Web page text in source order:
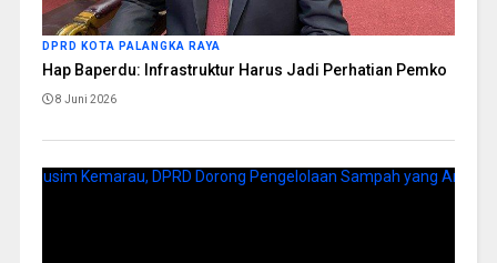
DPRD KOTA PALANGKA RAYA
Hap Baperdu: Infrastruktur Harus Jadi Perhatian Pemko
8 Juni 2026